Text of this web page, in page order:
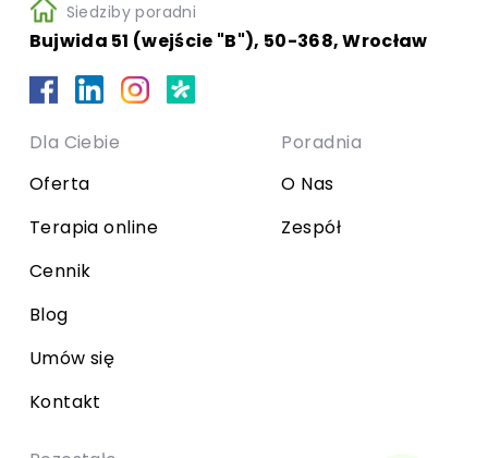
Siedziby poradni
Bujwida 51 (wejście "B"), 50-368, Wrocław
Dla Ciebie
Oferta
Terapia online
Cennik
Blog
Umów się
Kontakt
Poradnia
O Nas
Zespół